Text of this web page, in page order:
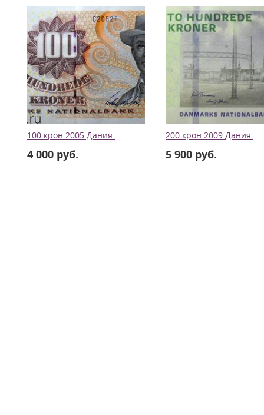
100 крон 2005 Дания.
4 000 руб.
200 крон 2009 Дания.
5 900 руб.